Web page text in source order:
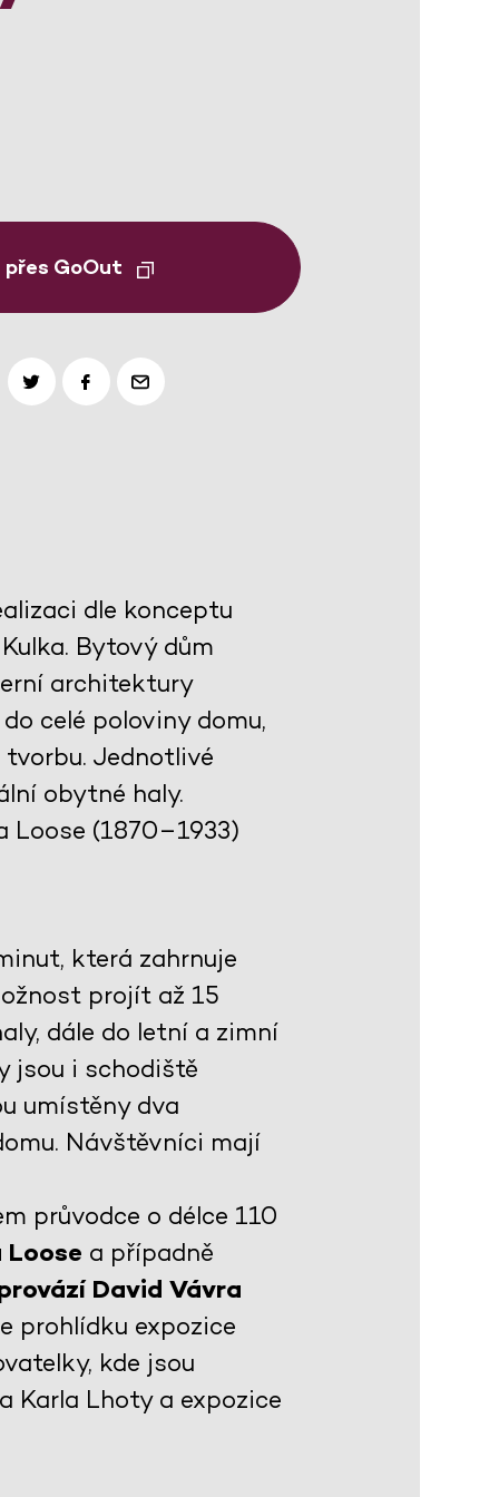
GoOut
dle konceptu
Bytový dům
architektury
celé poloviny domu,
Jednotlivé
obytné haly.
Loose (1870–1933)
která zahrnuje
projít až 15
dále do letní a zimní
jsou i schodiště
umístěny dva
Návštěvníci mají
průvodce o délce 110
a případně
David Vávra
prohlídku expozice
kde jsou
Karla Lhoty a expozice